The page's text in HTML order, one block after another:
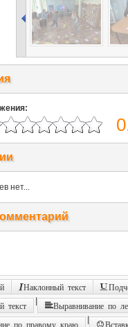
нет...
Наклонный текст
текст Выравнивание по
по правому краю